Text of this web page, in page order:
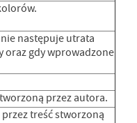
następuje utrata
oraz gdy wprowadzone
przez autora.
treść stworzoną